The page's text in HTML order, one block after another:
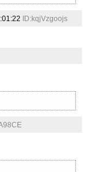
ID:kqjVzgoojs